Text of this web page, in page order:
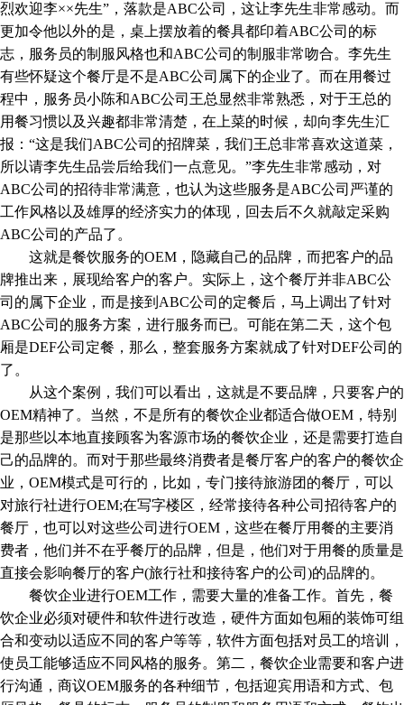
烈欢迎李××先生”，落款是ABC公司，这让李先生非常感动。而
更加令他以外的是，桌上摆放着的餐具都印着ABC公司的标
志，服务员的制服风格也和ABC公司的制服非常吻合。李先生
有些怀疑这个餐厅是不是ABC公司属下的企业了。而在用餐过
程中，服务员小陈和ABC公司王总显然非常熟悉，对于王总的
用餐习惯以及兴趣都非常清楚，在上菜的时候，却向李先生汇
报：“这是我们ABC公司的招牌菜，我们王总非常喜欢这道菜，
所以请李先生品尝后给我们一点意见。”李先生非常感动，对
ABC公司的招待非常满意，也认为这些服务是ABC公司严谨的
工作风格以及雄厚的经济实力的体现，回去后不久就敲定采购
ABC公司的产品了。
这就是餐饮服务的OEM，隐藏自己的品牌，而把客户的品
牌推出来，展现给客户的客户。实际上，这个餐厅并非ABC公
司的属下企业，而是接到ABC公司的定餐后，马上调出了针对
ABC公司的服务方案，进行服务而已。可能在第二天，这个包
厢是DEF公司定餐，那么，整套服务方案就成了针对DEF公司的
了。
从这个案例，我们可以看出，这就是不要品牌，只要客户的
OEM精神了。当然，不是所有的餐饮企业都适合做OEM，特别
是那些以本地直接顾客为客源市场的餐饮企业，还是需要打造自
己的品牌的。而对于那些最终消费者是餐厅客户的客户的餐饮企
业，OEM模式是可行的，比如，专门接待旅游团的餐厅，可以
对旅行社进行OEM;在写字楼区，经常接待各种公司招待客户的
餐厅，也可以对这些公司进行OEM，这些在餐厅用餐的主要消
费者，他们并不在乎餐厅的品牌，但是，他们对于用餐的质量是
直接会影响餐厅的客户(旅行社和接待客户的公司)的品牌的。
餐饮企业进行OEM工作，需要大量的准备工作。首先，餐
饮企业必须对硬件和软件进行改造，硬件方面如包厢的装饰可组
合和变动以适应不同的客户等等，软件方面包括对员工的培训，
使员工能够适应不同风格的服务。第二，餐饮企业需要和客户进
行沟通，商议OEM服务的各种细节，包括迎宾用语和方式、包